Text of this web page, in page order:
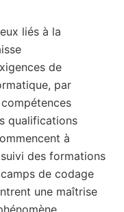
liés à la
de
par
qualifications
à
des formations
de codage
une maîtrise